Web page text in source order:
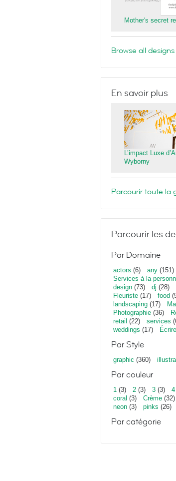
Mother's secret
Browse all designs
En savoir plus
L’impact Luxe
Wyborny
Parcourir toute la
Parcourir les
Par Domaine
actors (6) any (151)
Services à la
design (73) dj (28)
Fleuriste (17) food
landscaping (17)
Photographie (36)
retail (22) services
weddings (17) Écrire
Par Style
graphic (360)
Par couleur
1 (3) 2 (3) 3 (3) 4
coral (3) Crème (32)
neon (3) pinks (26)
Par catégorie